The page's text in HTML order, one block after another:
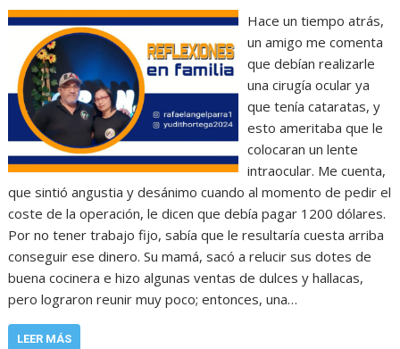
‎Hace un tiempo atrás,
un amigo me comenta
que debían realizarle
una cirugía ocular ya
que tenía cataratas, y
esto ameritaba que le
colocaran un lente
intraocular. Me cuenta,
que sintió angustia y desánimo cuando al momento de pedir el
coste de la operación, le dicen que debía pagar 1200 dólares.
‎‎Por no tener trabajo fijo, sabía que le resultaría cuesta arriba
conseguir ese dinero. Su mamá, sacó a relucir sus dotes de
buena cocinera e hizo algunas ventas de dulces y hallacas,
pero lograron reunir muy poco; entonces, una…
LEER MÁS